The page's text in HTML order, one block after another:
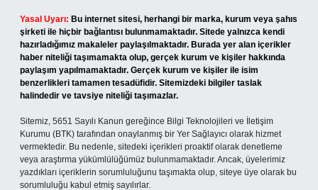
Yasal Uyarı: Bu internet sitesi, herhangi bir marka, kurum veya şahıs
şirketi ile hiçbir bağlantısı bulunmamaktadır. Sitede yalnızca kendi
hazırladığımız makaleler paylaşılmaktadır. Burada yer alan içerikler
haber niteliği taşımamakta olup, gerçek kurum ve kişiler hakkında
paylaşım yapılmamaktadır. Gerçek kurum ve kişiler ile isim
benzerlikleri tamamen tesadüfidir. Sitemizdeki bilgiler taslak
halindedir ve tavsiye niteliği taşımazlar.
Sitemiz, 5651 Sayılı Kanun gereğince Bilgi Teknolojileri ve İletişim
Kurumu (BTK) tarafından onaylanmış bir Yer Sağlayıcı olarak hizmet
vermektedir. Bu nedenle, sitedeki içerikleri proaktif olarak denetleme
veya araştırma yükümlülüğümüz bulunmamaktadır. Ancak, üyelerimiz
yazdıkları içeriklerin sorumluluğunu taşımakta olup, siteye üye olarak bu
sorumluluğu kabul etmiş sayılırlar.